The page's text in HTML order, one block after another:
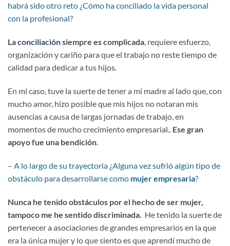
habrá sido otro reto ¿Cómo ha conciliado la vida personal
con la profesional?
Laconciliaciónsiempre es complicada, requiere esfuerzo,
organización y cariño para que el trabajo no reste tiempo de
calidad para dedicar a tus hijos.
En mi caso, tuve la suerte de tener a mi madre al lado que, con
mucho amor, hizo posible que mis hijos no notaran mis
ausencias a causa de largas jornadas de trabajo, en
momentos de mucho crecimiento empresarial.. Ese gran
apoyo fue una bendición.
– A lo largo de su trayectoria ¿Alguna vez sufrió algún tipo de
obstáculo para desarrollarse como mujer empresaria?
Nunca he tenido obstáculos por el hecho de ser mujer,
tampoco me he sentido discriminada. He tenido la suerte de
pertenecer a asociaciones de grandes empresarios en la que
era la única mujer y lo que siento es que aprendí mucho de